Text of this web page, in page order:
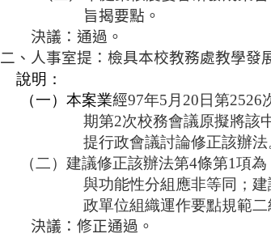
旨揭要點 。
決議：通過。
二、人事室提：檢具本校教務處教學發
說明：
（一）本案業經97年5月20日第2526
期第2次校務會議原擬將該
提行政會議討論修正該辦法
（二）建議修正該辦法第4條第1項
與功能性分組應非等同；
政單位組織運作要點規範
決議：修正通過。